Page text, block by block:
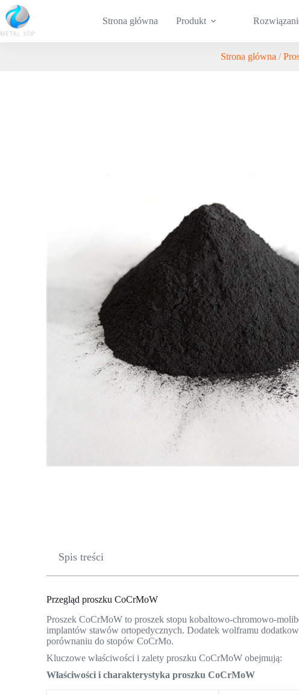
Strona główna Produkt
Strona główna /
Spis treści
Przegląd proszku CoCrMoW
Proszek CoCrMoW to proszek stopu kobaltowo-chromowo-
implantów stawów ortopedycznych. Dodatek wolframu
porównaniu do stopów CoCrMo.
Kluczowe właściwości i zalety proszku CoCrMoW obejmują:
Właściwości i charakterystyka proszku CoCrMoW